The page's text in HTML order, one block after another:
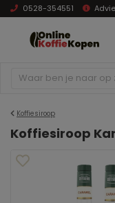
0528-354551
Koffiesiroop
Koffiesiroop